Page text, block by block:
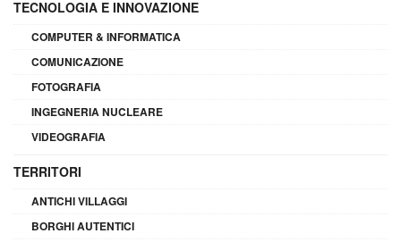
TECNOLOGIA E INNOVAZIONE
COMPUTER & INFORMATICA
COMUNICAZIONE
FOTOGRAFIA
INGEGNERIA NUCLEARE
VIDEOGRAFIA
TERRITORI
ANTICHI VILLAGGI
BORGHI AUTENTICI